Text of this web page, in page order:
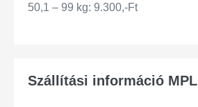
50,1 – 99 kg: 9.300,-Ft
Szállítási információ MPL